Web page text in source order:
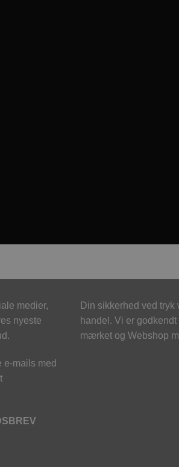
medier,
nyeste
e-mails med
Din sikkerhed ved tryk
handel. Vi er
mærket og Webshop